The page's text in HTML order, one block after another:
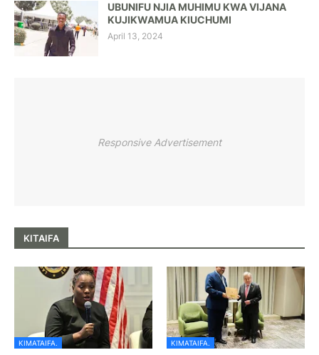
UBUNIFU NJIA MUHIMU KWA VIJANA
KUJIKWAMUA KIUCHUMI
April 13, 2024
Responsive Advertisement
KITAIFA
KIMATAIFA. KIMATAIFA.